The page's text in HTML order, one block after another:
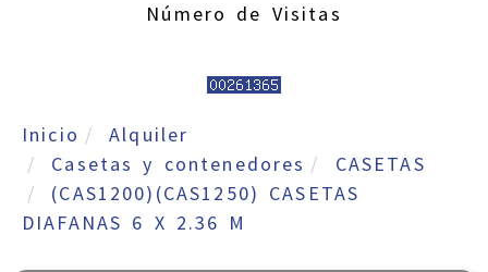
Número de Visitas
Inicio
Alquiler
Casetas y contenedores
CASETAS
(CAS1200)(CAS1250) CASETAS
DIAFANAS 6 X 2.36 M